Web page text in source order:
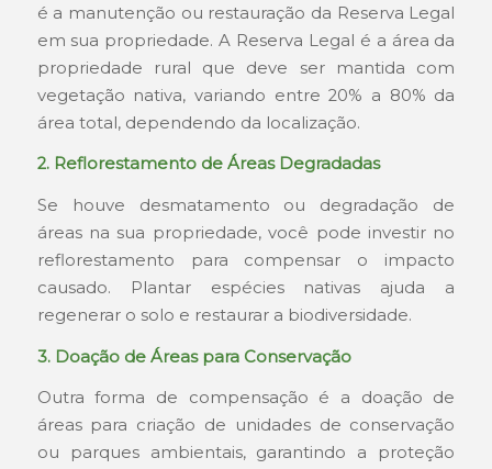
é a manutenção ou restauração da Reserva Legal
em sua propriedade. A Reserva Legal é a área da
propriedade rural que deve ser mantida com
vegetação nativa, variando entre 20% a 80% da
área total, dependendo da localização.
2. Reflorestamento de Áreas Degradadas
Se houve desmatamento ou degradação de
áreas na sua propriedade, você pode investir no
reflorestamento para compensar o impacto
causado. Plantar espécies nativas ajuda a
regenerar o solo e restaurar a biodiversidade.
3. Doação de Áreas para Conservação
Outra forma de compensação é a doação de
áreas para criação de unidades de conservação
ou parques ambientais, garantindo a proteção